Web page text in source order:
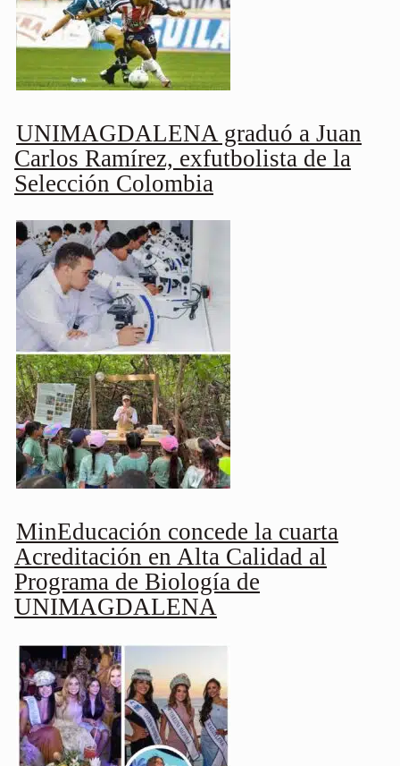
UNIMAGDALENA graduó a Juan
Carlos Ramírez, exfutbolista de la
Selección Colombia
MinEducación concede la cuarta
Acreditación en Alta Calidad al
Programa de Biología de
UNIMAGDALENA